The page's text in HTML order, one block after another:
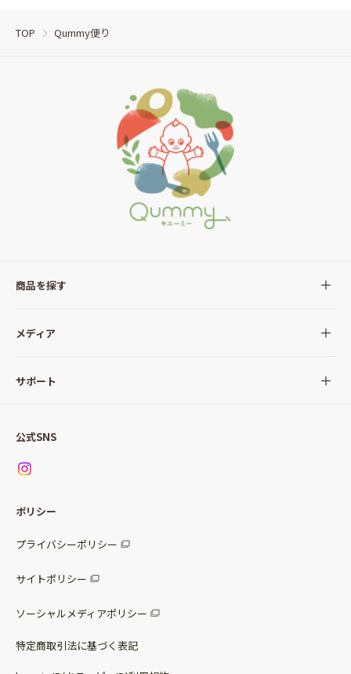
TOP Qummy便り
商品を探す
全ての商品
サラダ
パッケージサラダ
惣菜サラダ
調味料
メディア
Qummy(キユーミー)について
サポート
お問い合わせ
公式SNS
ポリシー
プライバシーポリシー
サイトポリシー
ソーシャルメディアポリシー
特定商取引法に基づく表記